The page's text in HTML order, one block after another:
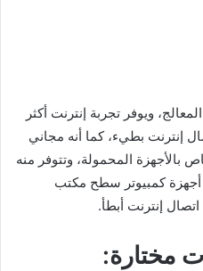
ويوفر تجربة إنترنت أكثر
إنترنت بطيء، كما أنه مجاني
بالأجهزة المحمولة، وتتوفر منه
كمبيوتر سطح مكتب
إنترنت أبطأ.
مختارة: